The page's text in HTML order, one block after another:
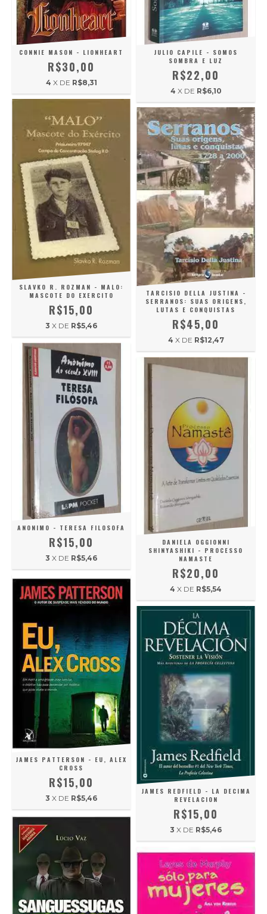
CONNIE MASON - LIONHEART
R$30,00
4 X DE R$8,31
JULIO CAPILE - SOMOS
SOMBRA E LUZ
R$22,00
4 X DE R$6,10
SLAVKO R. ROZMAN - MALO:
MASCOTE DO EXERCITO
R$15,00
3 X DE R$5,46
TARCISIO DELLA JUSTINA -
SERRANOS: SUAS ORIGENS,
LUTAS E CONQUISTAS
R$45,00
4 X DE R$12,47
ANONIMO - TERESA FILOSOFA
R$15,00
3 X DE R$5,46
DANIELA OGGIONNI
SHINYASHIKI - PROCESSO
NAMASTE
R$20,00
4 X DE R$5,54
JAMES PATTERSON - EU, ALEX
CROSS
R$15,00
3 X DE R$5,46
JAMES REDFIELD - LA DECIMA
REVELACION
R$15,00
3 X DE R$5,46